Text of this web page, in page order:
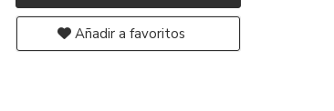
Añadir a favoritos